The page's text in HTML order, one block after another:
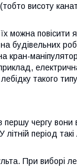
висоту
можна повісити
будівельних
кран-
такого
чергу вони
період
При виборі